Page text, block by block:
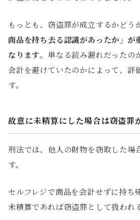
もっとも、窃盗罪が成立するかどう
商品を持ち去る認識があったか」が
なります。単なる読み漏れだったの
会計を避けていたのかによって、評
す。
故意に未精算にした場合は窃盗罪
刑法では、他人の財物を窃取した場
す。
セルフレジで商品を会計せずに持ち
未精算であれば窃盗罪として扱われ